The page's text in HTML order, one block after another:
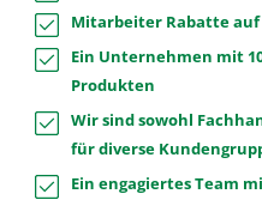
Mitarbeiter Rabatte
Ein Unternehmen mit
Produkten
Wir sind sowohl
für diverse
Ein engagiertes Team